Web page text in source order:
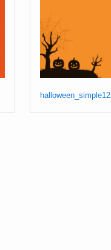
halloween_simple12